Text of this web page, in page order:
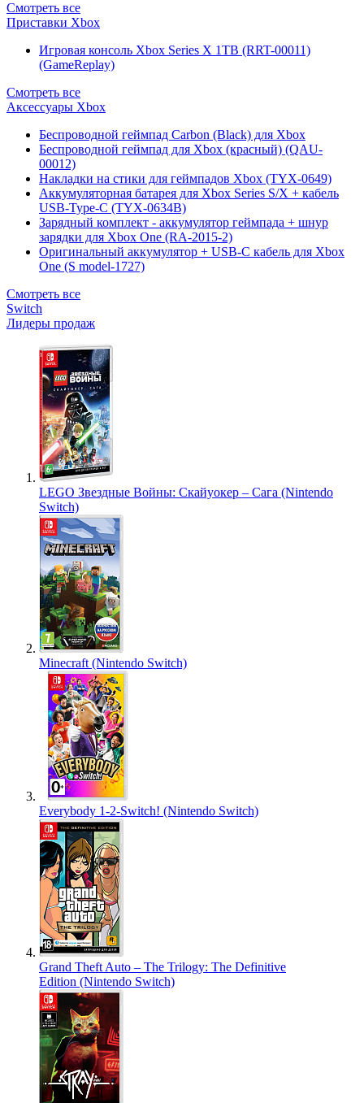
Смотреть все
Приставки Xbox
Игровая консоль Xbox Series X 1TB (RRT-00011)
(GameReplay)
Смотреть все
Аксессуары Xbox
Беспроводной геймпад Carbon (Black) для Xbox
Беспроводной геймпад для Xbox (красный) (QAU-
00012)
Накладки на стики для геймпадов Xbox (TYX-0649)
Аккумуляторная батарея для Xbox Series S/X + кабель
USB-Type-C (TYX-0634B)
Зарядный комплект - аккумулятор геймпада + шнур
зарядки для Xbox One (RA-2015-2)
Оригинальный аккумулятор + USB-C кабель для Xbox
One (S model-1727)
Смотреть все
Switch
Лидеры продаж
LEGO Звездные Войны: Скайуокер – Сага (Nintendo
Switch)
Minecraft (Nintendo Switch)
Everybody 1-2-Switch! (Nintendo Switch)
Grand Theft Auto – The Trilogy: The Definitive
Edition (Nintendo Switch)